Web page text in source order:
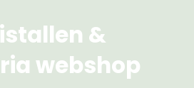
&
webshop